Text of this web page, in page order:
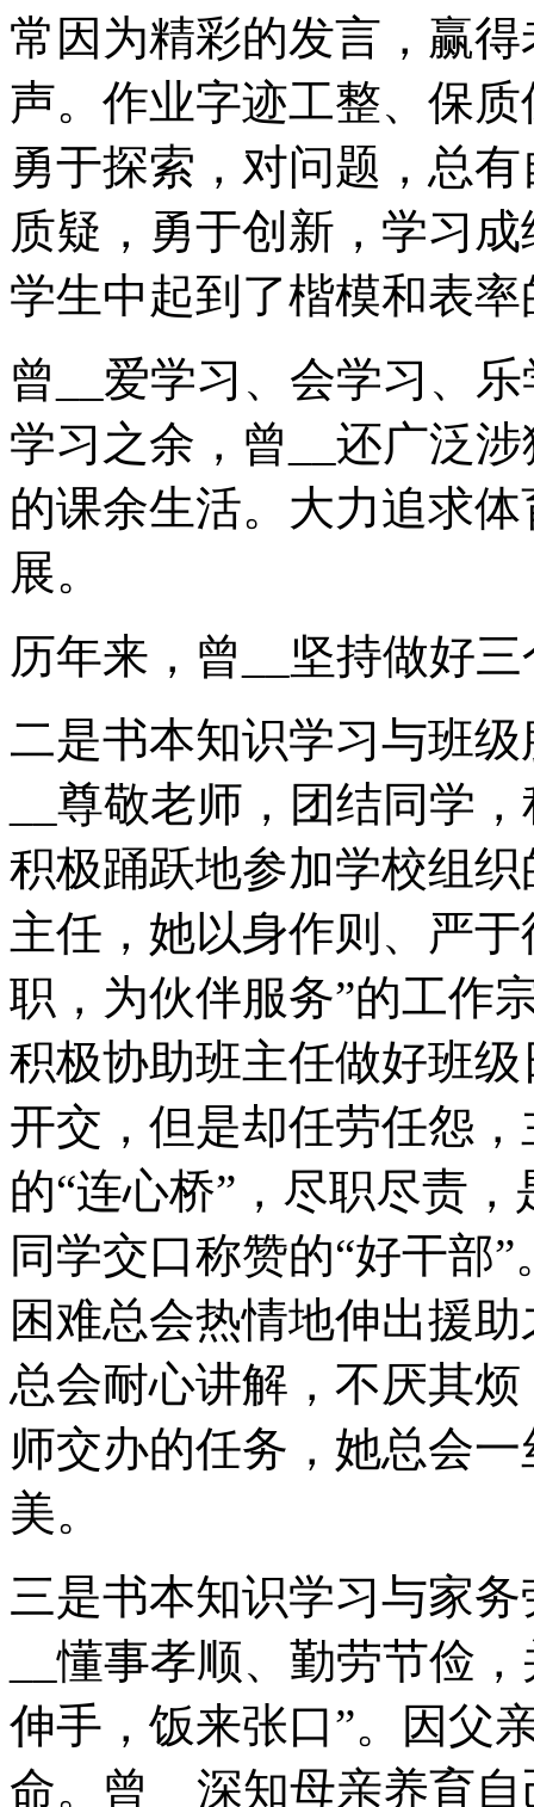
常因为精彩的发言，赢
声。作业字迹工整、保
勇于探索，对问题，总
质疑，勇于创新，学习
学生中起到了楷模和表
曾__爱学习、会学习、
学习之余，曾__还广泛
的课余生活。大力追求
展。
历年来，曾__坚持做好三
二是书本知识学习与班
__尊敬老师，团结同学
积极踊跃地参加学校组
主任，她以身作则、严
职，为伙伴服务”的工作
积极协助班主任做好班
开交，但是却任劳任怨
的“连心桥”，尽职尽责
同学交口称赞的“好干部
困难总会热情地伸出援
总会耐心讲解，不厌其
师交办的任务，她总会
美。
三是书本知识学习与家
__懂事孝顺、勤劳节俭
伸手，饭来张口”。因父
命。曾__深知母亲养育